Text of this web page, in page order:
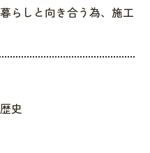
らしと向き合う為、施工
史